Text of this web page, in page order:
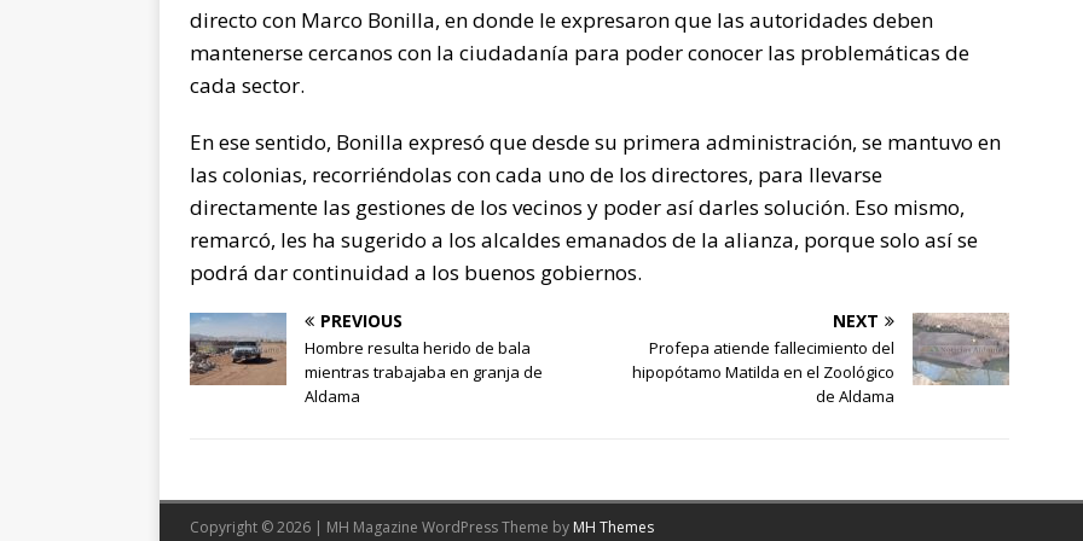
directo con Marco Bonilla, en donde le expresaron que las autoridades deben
mantenerse cercanos con la ciudadanía para poder conocer las problemáticas de
cada sector.
En ese sentido, Bonilla expresó que desde su primera administración, se mantuvo en
las colonias, recorriéndolas con cada uno de los directores, para llevarse
directamente las gestiones de los vecinos y poder así darles solución. Eso mismo,
remarcó, les ha sugerido a los alcaldes emanados de la alianza, porque solo así se
podrá dar continuidad a los buenos gobiernos.
PREVIOUS
Hombre resulta herido de bala
mientras trabajaba en granja de
Aldama
NEXT
Profepa atiende fallecimiento del
hipopótamo Matilda en el Zoológico
de Aldama
Copyright © 2026 | MH Magazine WordPress Theme by MH Themes